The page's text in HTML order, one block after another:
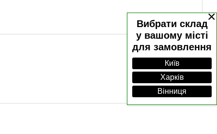
×
Вибрати склад
у вашому місті
для замовлення
Київ
Харків
Вінниця